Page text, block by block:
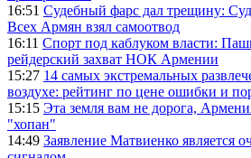
16:51 Судебный фарс дал трещину:
Всех Армян взял самоотвод
16:11 Спорт под каблуком власти:
рейдерский захват НОК Армении
15:27 14 самых экстремальных
воздухе: рейтинг по цене ошибки и
15:15 Эта земля вам не дорога,
"хопан"
14:49 Заявление Матвиенко является